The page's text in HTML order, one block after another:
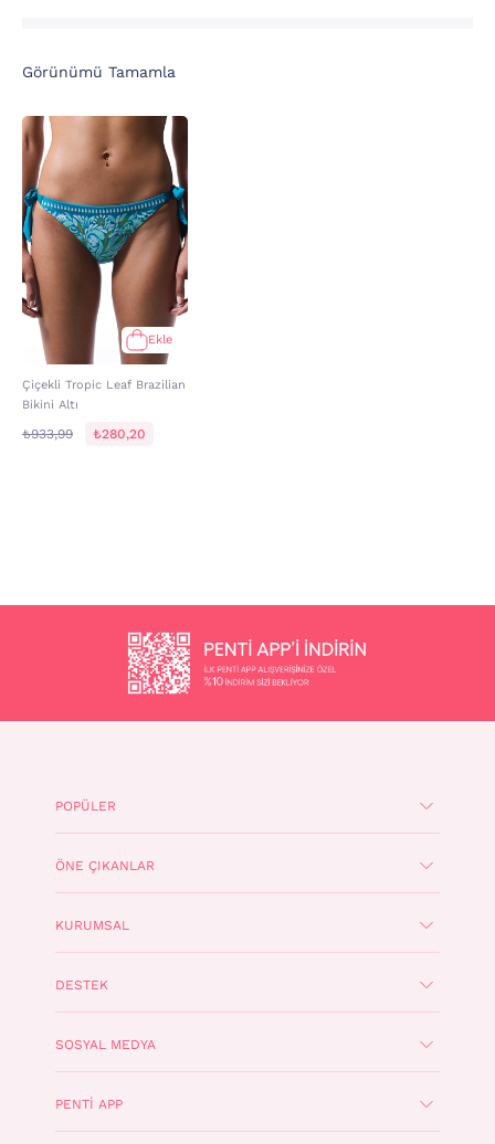
Görünümü Tamamla
Ekle
Çiçekli Tropic Leaf Brazilian
Bikini Altı
₺933,99 ₺280,20
POPÜLER
ÖNE ÇIKANLAR
KURUMSAL
DESTEK
SOSYAL MEDYA
PENTI APP